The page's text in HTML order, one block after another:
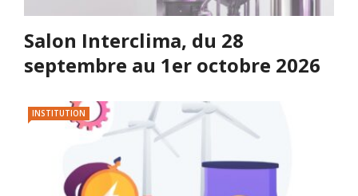
Salon Interclima, du 28
septembre au 1er octobre 2026
INSTITUTION